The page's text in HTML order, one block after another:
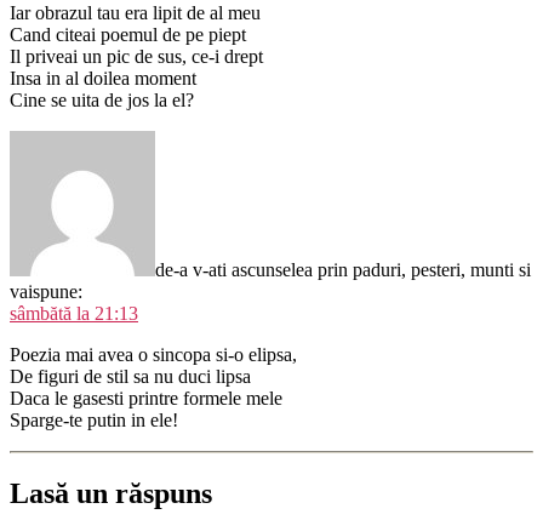
Iar obrazul tau era lipit de al meu
Cand citeai poemul de pe piept
Il priveai un pic de sus, ce-i drept
Insa in al doilea moment
Cine se uita de jos la el?
de-a v-ati ascunselea prin paduri, pesteri, munti si
vaispune:
sâmbătă la 21:13
Poezia mai avea o sincopa si-o elipsa,
De figuri de stil sa nu duci lipsa
Daca le gasesti printre formele mele
Sparge-te putin in ele!
Lasă un răspuns